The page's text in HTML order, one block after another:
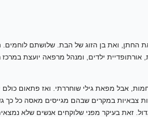
את החתן, ואת בן הזוג של הבת. שלושתם לוחמים.
ילדים, ומנהל מרפאה יועצת במרכז
אבל מפאת גילי שוחררתי. ואז פתאום כולם
צבאיות במקרים שבהם מגייסים מאסה כל כך
זאת בעיקר מפני שלוקחים אנשים שלא